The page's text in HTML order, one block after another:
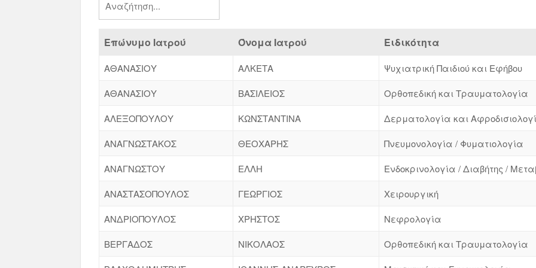
Επώνυμο Ιατρού Όνομα Ιατρού Ειδικότητα
ΑΘΑΝΑΣΙΟΥ ΑΛΚΕΤΑ
Ψυχιατρική Παιδιού και Εφήβου
ΑΘΑΝΑΣΙΟΥ
ΒΑΣΙΛΕΙΟΣ
Ορθοπεδική και Τραυματολογία
ΑΛΕΞΟΠΟΥΛΟΥ
ΚΩΝΣΤΑΝΤΙΝΑ
Δερματολογία και
ΑΝΑΓΝΩΣΤΑΚΟΣ
ΘΕΟΧΑΡΗΣ
Πνευμονολογία / Φυματιολογία
ΑΝΑΓΝΩΣΤΟΥ
ΕΛΛΗ
Ενδοκρινολογία / Διαβήτης /
ΑΝΑΣΤΑΣΟΠΟΥΛΟΣ
ΓΕΩΡΓΙΟΣ
Χειρουργική
ΑΝΔΡΙΟΠΟΥΛΟΣ
ΧΡΗΣΤΟΣ
Νεφρολογία
ΒΕΡΓΑΔΟΣ
ΝΙΚΟΛΑΟΣ
Ορθοπεδική και Τραυματολογία